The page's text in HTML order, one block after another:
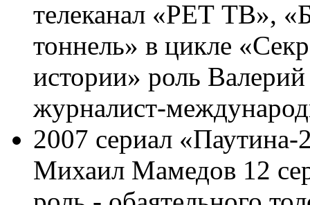
телеканал «РЕТ ТВ»,
тоннель» в цикле
истории» роль
журналист-
2007 сериал «Паутина-
Михаил Мамедов 12